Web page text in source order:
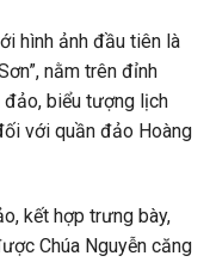
hình ảnh đầu tiên là
nằm trên đỉnh
biểu tượng lịch
với quần đảo Hoàng
kết hợp trưng bày,
Chúa Nguyễn căng